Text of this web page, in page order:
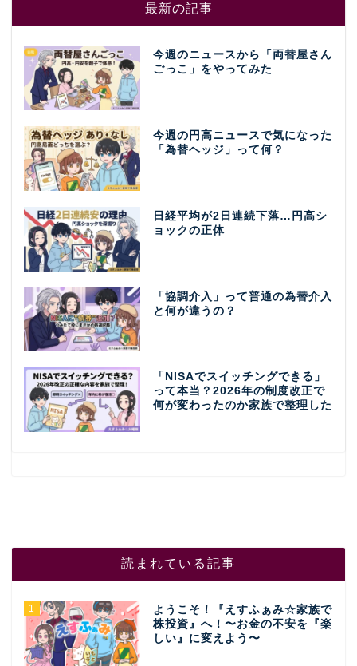
最新の記事
今週のニュースから「両替屋さん
ごっこ」をやってみた
今週の円高ニュースで気になった
「為替ヘッジ」って何？
日経平均が2日連続下落…円高シ
ョックの正体
「協調介入」って普通の為替介入
と何が違うの？
「NISAでスイッチングできる」
って本当？2026年の制度改正で
何が変わったのか家族で整理した
読まれている記事
1
ようこそ！『えすふぁみ☆家族で
株投資』へ！〜お金の不安を『楽
しい』に変えよう〜